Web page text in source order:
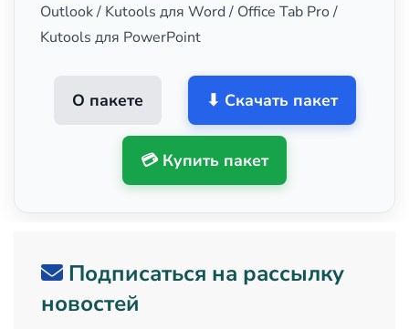
Outlook / Kutools для Word / Office Tab Pro /
Kutools для PowerPoint
О пакете ⬇ Скачать пакет
💳 Купить пакет
Подписаться на рассылку
новостей